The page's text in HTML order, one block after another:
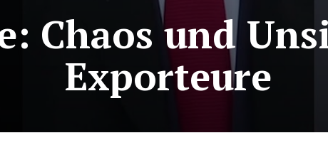
Chaos und
Exporteure